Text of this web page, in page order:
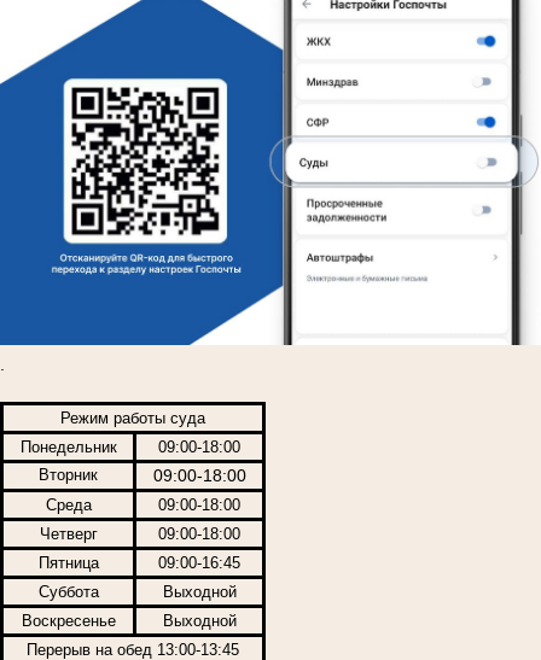
Режим работы суда
Понедельник
09:00-18:00
Вторник
09:00-18:00
Среда
09:00-18:00
Четверг
09:00-18:00
Пятница
09:00-16:45
Суббота
Выходной
Воскресенье
Выходной
Перерыв на обед 13:00-13:45